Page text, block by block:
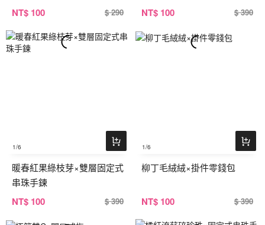
NT$ 100 $ 290 NT$ 100 $ 390
1/6
暖春紅果綠枝芽×雙層固定式
串珠手鍊
NT$ 100 $ 390
1/6
柳丁毛絨絨×掛件零錢包
NT$ 100 $ 390